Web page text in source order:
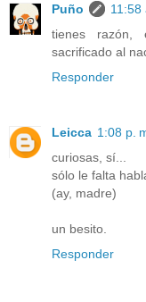
Puño
11:58
tienes razón,
sacrificado al
Responder
Leicca 1:08 p.
curiosas, sí...
sólo le falta
(ay, madre)
un besito.
Responder